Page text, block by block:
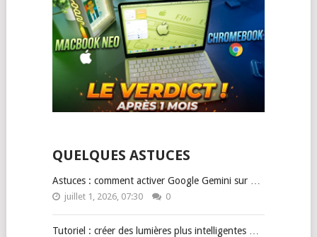
QUELQUES ASTUCES
Astuces : comment activer Google Gemini sur …
juillet 1, 2026, 07:30 0
Tutoriel : créer des lumières plus intelligentes …